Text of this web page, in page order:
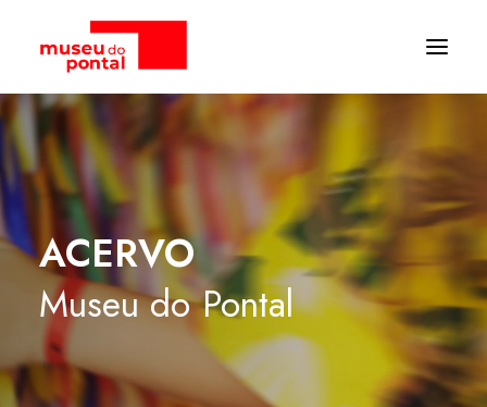
ACERVO
Museu do Pontal